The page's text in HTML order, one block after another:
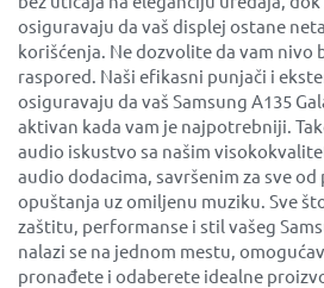
osiguravaju da vaš displej ostane
korišćenja. Ne dozvolite da vam
raspored. Naši efikasni punjači i
osiguravaju da vaš Samsung A135
aktivan kada vam je najpotrebniji.
audio iskustvo sa našim
audio dodacima, savršenim za sve
opuštanja uz omiljenu muziku. Sve
zaštitu, performanse i stil vašeg
nalazi se na jednom mestu,
pronađete i odaberete idealne